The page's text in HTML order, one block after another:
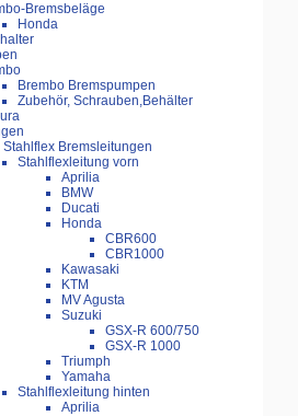
Bremsbeläge
Honda
Brembo Bremspumpen
Zubehör, Schrauben,Behälter
Stahlflex Bremsleitungen
Stahlflexleitung vorn
Aprilia
BMW
Ducati
Honda
CBR600
CBR1000
Kawasaki
KTM
MV Agusta
Suzuki
GSX-R 600/750
GSX-R 1000
Triumph
Yamaha
Stahlflexleitung hinten
Aprilia